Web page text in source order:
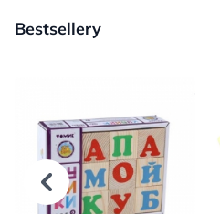
Bestsellery